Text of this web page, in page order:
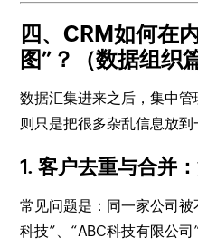
四、CRM如何在
图”？（数据组织
数据汇集进来之后，集中
则只是把很多杂乱信息放到
1. 客户去重与合并
常见问题是：同一家公司
科技”、“ABC科技有限公司